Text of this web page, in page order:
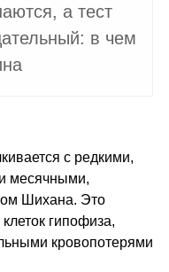
а тест
в чем
с редкими,
месячными,
Шихана. Это
гипофиза,
кровопотерями